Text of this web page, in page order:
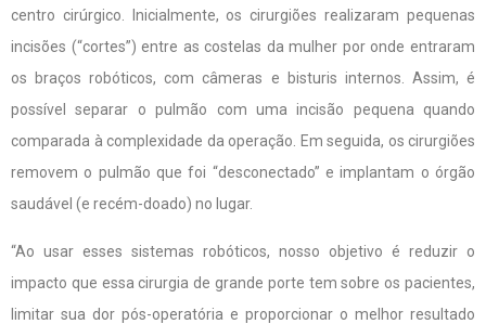
centro cirúrgico. Inicialmente, os cirurgiões realizaram pequenas
incisões (“cortes”) entre as costelas da mulher por onde entraram
os braços robóticos, com câmeras e bisturis internos. Assim, é
possível separar o pulmão com uma incisão pequena quando
comparada à complexidade da operação. Em seguida, os cirurgiões
removem o pulmão que foi “desconectado” e implantam o órgão
saudável (e recém-doado) no lugar.
“Ao usar esses sistemas robóticos, nosso objetivo é reduzir o
impacto que essa cirurgia de grande porte tem sobre os pacientes,
limitar sua dor pós-operatória e proporcionar o melhor resultado